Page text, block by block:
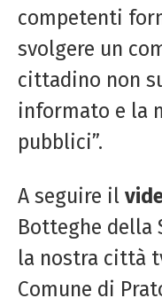
competenti
svolgere un
cittadino non
informato e la
pubblici”.
A seguire il
Botteghe della
la nostra città
Comune di